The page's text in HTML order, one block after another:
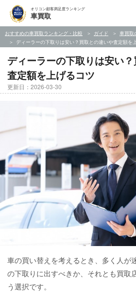
オリコン顧客満足度ランキング
車買取
おすすめの車買取ランキング・比較 ガイド
車買取
ディーラーの下取りは安い？買取との違いや査定額を
ディーラーの下取りは安い
査定額を上げるコツ
更新日：2026-03-30
車の買い替えを考えるとき、多く人が
の下取りに出すべきか、それとも買取
う選択です。